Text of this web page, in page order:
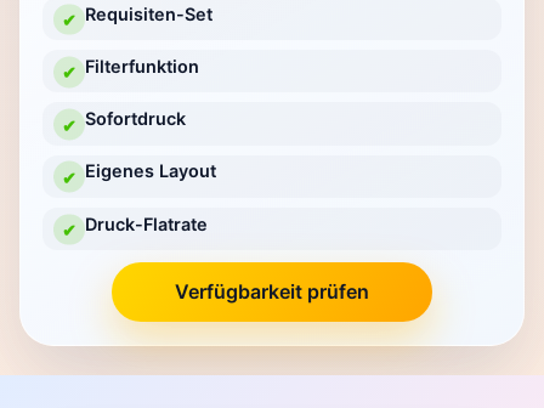
✔ Requisiten-Set
✔ Filterfunktion
✔ Sofortdruck
✔ Eigenes Layout
✔ Druck-Flatrate
Verfügbarkeit prüfen